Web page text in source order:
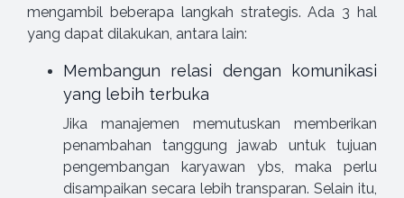
mengambil beberapa langkah strategis. Ada 3 hal
yang dapat dilakukan, antara lain:
Membangun relasi dengan komunikasi
yang lebih terbuka
Jika manajemen memutuskan memberikan
penambahan tanggung jawab untuk tujuan
pengembangan karyawan ybs, maka perlu
disampaikan secara lebih transparan. Selain itu,